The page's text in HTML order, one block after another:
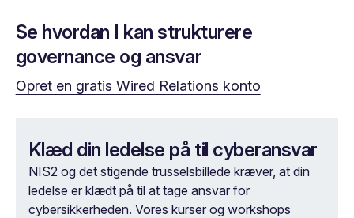
Se hvordan I kan strukturere
governance og ansvar
Opret en gratis Wired Relations konto
Klæd din ledelse på til cyberansvar
NIS2 og det stigende trusselsbillede kræver, at din
ledelse er klædt på til at tage ansvar for
cybersikkerheden. Vores kurser og workshops